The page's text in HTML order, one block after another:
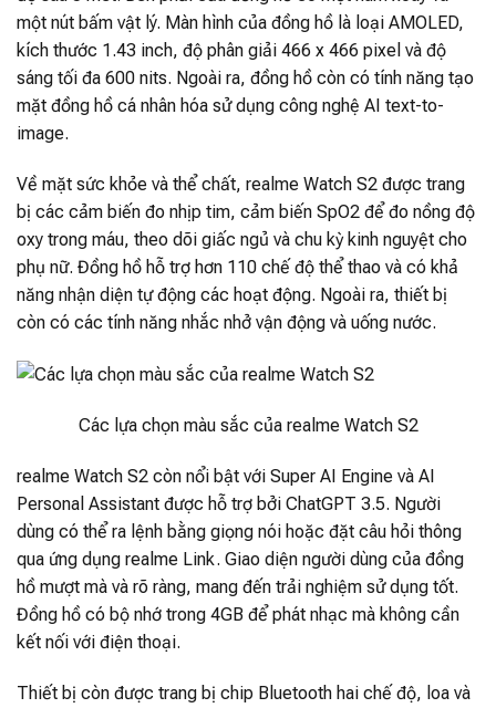
một nút bấm vật lý. Màn hình của đồng hồ là loại AMOLED,
kích thước 1.43 inch, độ phân giải 466 x 466 pixel và độ
sáng tối đa 600 nits. Ngoài ra, đồng hồ còn có tính năng tạo
mặt đồng hồ cá nhân hóa sử dụng công nghệ AI text-to-
image.
Về mặt sức khỏe và thể chất, realme Watch S2 được trang
bị các cảm biến đo nhịp tim, cảm biến SpO2 để đo nồng độ
oxy trong máu, theo dõi giấc ngủ và chu kỳ kinh nguyệt cho
phụ nữ. Đồng hồ hỗ trợ hơn 110 chế độ thể thao và có khả
năng nhận diện tự động các hoạt động. Ngoài ra, thiết bị
còn có các tính năng nhắc nhở vận động và uống nước.
Các lựa chọn màu sắc của realme Watch S2
realme Watch S2 còn nổi bật với Super AI Engine và AI
Personal Assistant được hỗ trợ bởi ChatGPT 3.5. Người
dùng có thể ra lệnh bằng giọng nói hoặc đặt câu hỏi thông
qua ứng dụng realme Link. Giao diện người dùng của đồng
hồ mượt mà và rõ ràng, mang đến trải nghiệm sử dụng tốt.
Đồng hồ có bộ nhớ trong 4GB để phát nhạc mà không cần
kết nối với điện thoại.
Thiết bị còn được trang bị chip Bluetooth hai chế độ, loa và